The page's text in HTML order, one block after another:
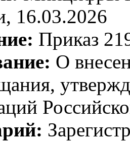
16.03.2026
Приказ
О